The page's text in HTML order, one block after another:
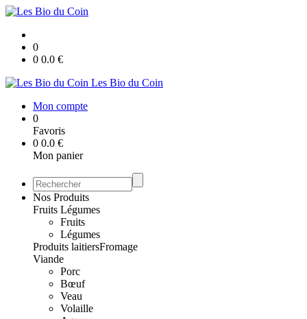
0
0 0.0 €
Les Bio du Coin
Mon compte
0
Favoris
0 0.0 €
Mon panier
Nos Produits
Fruits Légumes
Fruits
Légumes
Produits laitiersFromage
Viande
Porc
Bœuf
Veau
Volaille